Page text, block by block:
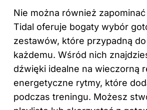
Nie można również
Tidal oferuje bogaty wybór
zestawów, które przypadną
każdemu. Wśród nich
dźwięki idealne na wieczorną
energetyczne rytmy, które
podczas treningu. Możesz